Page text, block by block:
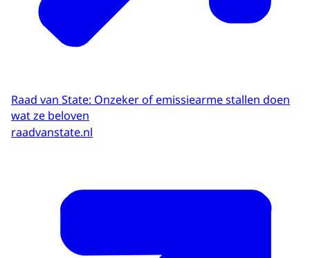
Raad van State: On­ze­ker of emis­sie­ar­me stal­len doen
wat ze be­lo­ven
raadvanstate.nl